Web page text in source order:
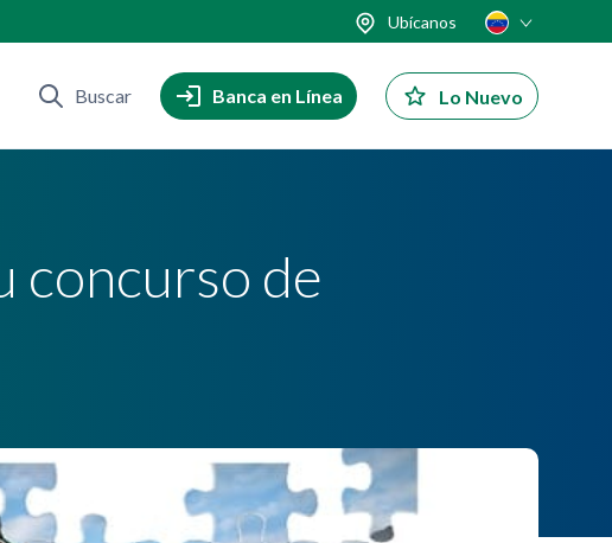
Ubícanos
Buscar Banca en Línea Lo Nuevo
concurso de